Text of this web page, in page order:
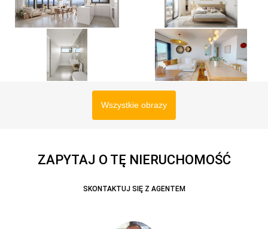
Wszystkie obrazy
ZAPYTAJ O TĘ NIERUCHOMOŚĆ
SKONTAKTUJ SIĘ Z AGENTEM